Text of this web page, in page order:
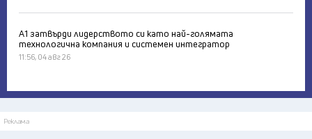
А1 затвърди лидерството си като най-голямата
технологична компания и системен интегратор
11:56, 04 авг 26
Реклама